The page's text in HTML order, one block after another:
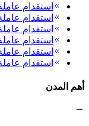
استقدام
استقدام
استقدام
استقدام
استقدام
استقدام
أهم المدن